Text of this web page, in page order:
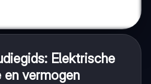
Elektrische
en vermogen